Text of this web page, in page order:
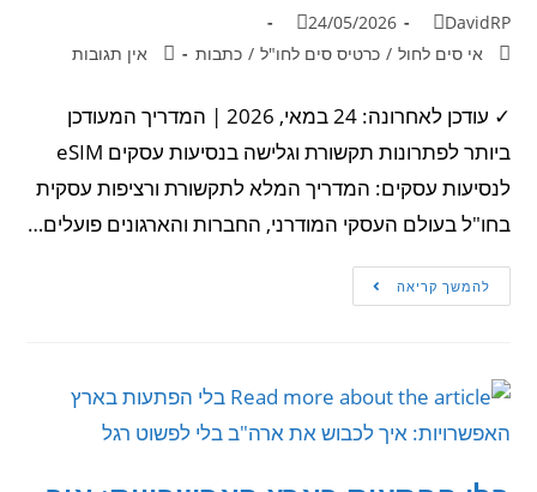
DavidRP
24/05/2026
אי סים לחול / כרטיס סים לחו"ל / כתבות אין תגובות
✓ עודכן לאחרונה: 24 במאי, 2026 | המדריך המעודכן
ביותר לפתרונות תקשורת וגלישה בנסיעות עסקים eSIM
לנסיעות עסקים: המדריך המלא לתקשורת ורציפות עסקית
בחו"ל בעולם העסקי המודרני, החברות והארגונים פועלים…
להמשך קריאה